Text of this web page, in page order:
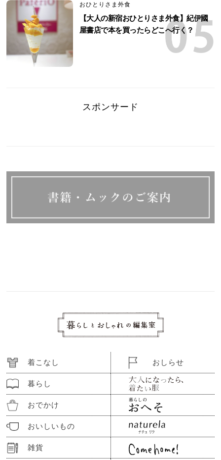
おひとりさま外食
【大人の新宿おひとりさま外食】紀伊國
屋書店で本を買ったらどこへ行く？
スポンサード
着こなし
暮らし
おでかけ
おいしいもの
雑貨
おしらせ